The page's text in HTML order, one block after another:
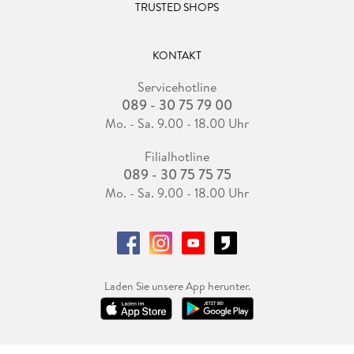
TRUSTED SHOPS
KONTAKT
Servicehotline
089 - 30 75 79 00
Mo. - Sa. 9.00 - 18.00 Uhr
Filialhotline
089 - 30 75 75 75
Mo. - Sa. 9.00 - 18.00 Uhr
Laden Sie unsere App herunter.